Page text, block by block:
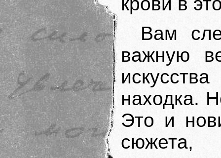
Вам
важную
находка.
Это и
сюжета,